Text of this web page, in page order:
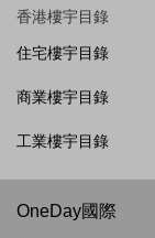
香港樓宇目錄
住宅樓宇目錄
商業樓宇目錄
工業樓宇目錄
OneDay國際